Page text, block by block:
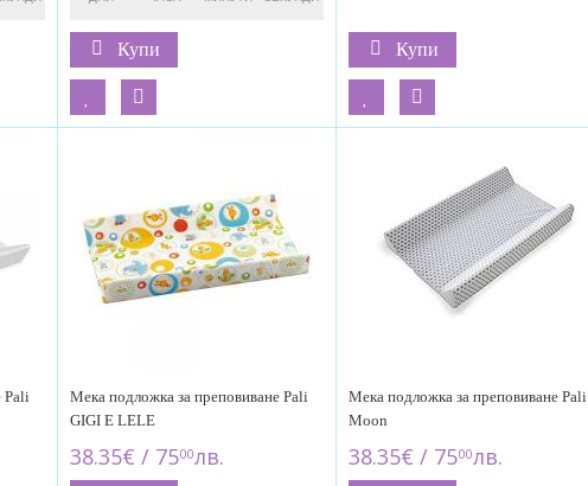
Купи Купи
Pali
Мека подложка за преповиване Pali
GIGI E LELE
38.35€ / 7500лв.
Мека подложка за преповиване Pali
Moon
38.35€ / 7500лв.